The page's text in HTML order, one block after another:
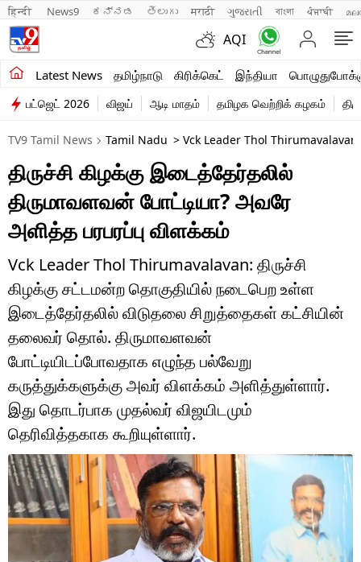
हिन्दी News9 ಕನ್ನಡ తెలుగు मराठी ગુજરાતી বাংলা ਪੰਜਾਬੀ
AQI
Latest News தமிழ்நாடு கிரிக்கெட் இந்தியா
சமீபத்திய செய்திகள்
தமிழ்நாடு
இந்தியா
உலகம்
விளையாட்டு
பொழுதுபோக்கு
லைஃப்ஸ்டைல்
வணிகம்
டெக்னாலஜி
ஆன்மீகம்
வைரல்
ஹெஃல்த்
ஷார்ட் வீடியோஸ்
வலை கதைகள்
பட்ஜெட் 2026 விஜய் ஆடி மாதம் தமிழக வெற்றிக் கழகம்
TV9 Tamil News Tamil Nadu > Vck Leader Thol
திருச்சி கிழக்கு இடைத்தேர்தலில்
திருமாவளவன் போட்டியா? அவரே
அளித்த பரபரப்பு விளக்கம்
Vck Leader Thol Thirumavalavan: திருச்சி
கிழக்கு சட்டமன்ற தொகுதியில் நடைபெற உள்ள
இடைத்தேர்தலில் விடுதலை சிறுத்தைகள் கட்சியின்
தலைவர் தொல். திருமாவளவன்
போட்டியிடப்போவதாக எழுந்த பல்வேறு
கருத்துக்களுக்கு அவர் விளக்கம் அளித்துள்ளார்.
இது தொடர்பாக முதல்வர் விஜயிடமும்
தெரிவித்தகாக கூறியுள்ளார்.